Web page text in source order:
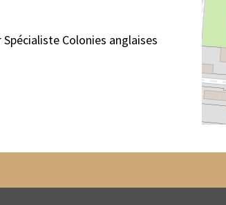
Colonies anglaises